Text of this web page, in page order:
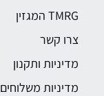
TMRG המגזין
צרו קשר
מדיניות ותקנון
מדיניות משלוחים